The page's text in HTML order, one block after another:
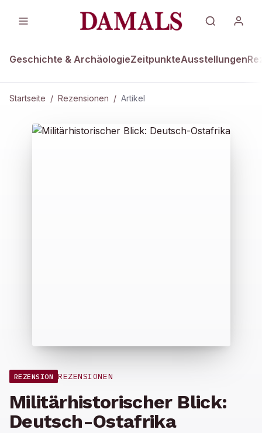
Geschichte & ArchäologieZeitpunkteAusstellungen
Startseite / Rezensionen / Artikel
REZENSION REZENSIONEN
Militärhistorischer Blick:
Deutsch-Ostafrika